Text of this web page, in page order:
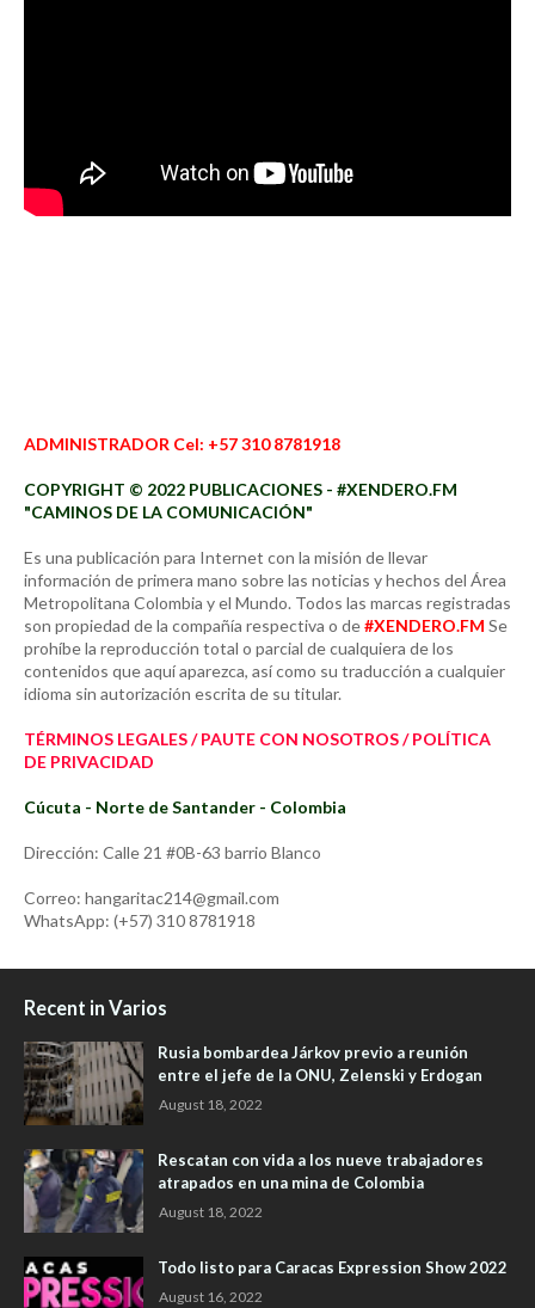
ADMINISTRADOR Cel: +57 310 8781918
COPYRIGHT © 2022 PUBLICACIONES - #XENDERO.FM
"CAMINOS DE LA COMUNICACIÓN"
Es una publicación para Internet con la misión de llevar
información de primera mano sobre las noticias y hechos del Área
Metropolitana Colombia y el Mundo. Todos las marcas registradas
son propiedad de la compañía respectiva o de#XENDERO.FM Se
prohíbe la reproducción total o parcial de cualquiera de los
contenidos que aquí aparezca, así como su traducción a cualquier
idioma sin autorización escrita de su titular.
TÉRMINOS LEGALES / PAUTE CON NOSOTROS / POLÍTICA
DE PRIVACIDAD
Cúcuta - Norte de Santander - Colombia
Dirección: Calle 21 #0B-63 barrio Blanco
Correo: hangaritac214@gmail.com
WhatsApp: (+57) 310 8781918
Recent in Varios
Rusia bombardea Járkov previo a reunión
entre el jefe de la ONU, Zelenski y Erdogan
August 18, 2022
Rescatan con vida a los nueve trabajadores
atrapados en una mina de Colombia
August 18, 2022
Todo listo para Caracas Expression Show 2022
August 16, 2022